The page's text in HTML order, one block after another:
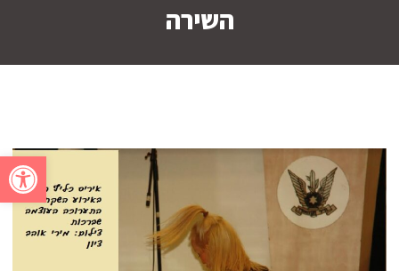
פתח
השירה